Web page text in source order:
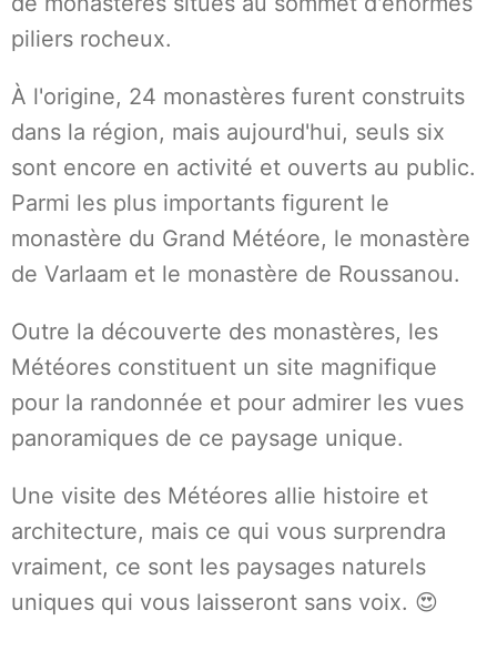
piliers rocheux.
À l'origine, 24 monastères furent construits
dans la région, mais aujourd'hui, seuls six
sont encore en activité et ouverts au public.
Parmi les plus importants figurent le
monastère du Grand Météore, le monastère
de Varlaam et le monastère de Roussanou.
Outre la découverte des monastères, les
Météores constituent un site magnifique
pour la randonnée et pour admirer les vues
panoramiques de ce paysage unique.
Une visite des Météores allie histoire et
architecture, mais ce qui vous surprendra
vraiment, ce sont les paysages naturels
uniques qui vous laisseront sans voix. 😍